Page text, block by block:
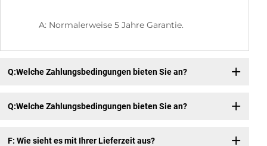
A: Normalerweise 5 Jahre Garantie.
Q:Welche Zahlungsbedingungen bieten Sie an?
Q:Welche Zahlungsbedingungen bieten Sie an?
F: Wie sieht es mit Ihrer Lieferzeit aus?